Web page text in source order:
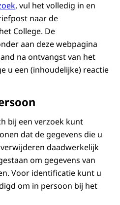
, vul het volledig in en
naar de
College. De
aan deze webpagina
na ontvangst van het
u een (inhoudelijke) reactie
bij een verzoek kunt
dat de gegevens die u
daadwerkelijk
om gegevens van
Voor identificatie kunt u
om in persoon bij het